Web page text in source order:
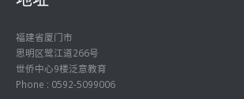
福建省厦门市
思明区鹭江道266号
世侨中心9楼泛意教育
Phone : 0592-5099006